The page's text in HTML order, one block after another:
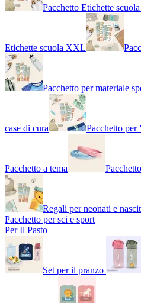
Pacchetto Etichette
Etichette scuola XXL
Pacchetto per materiale
case di cura Pacchetto per
Pacchetto a tema
Regali per neonati e
Pacchetto per sci e sport
Per Il Pasto
Set per il pranzo